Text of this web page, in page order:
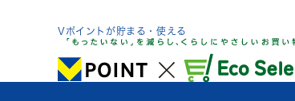
Vポイントが貯まる・使える